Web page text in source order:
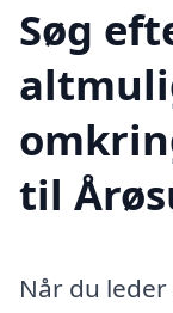
Søg
til
Når du